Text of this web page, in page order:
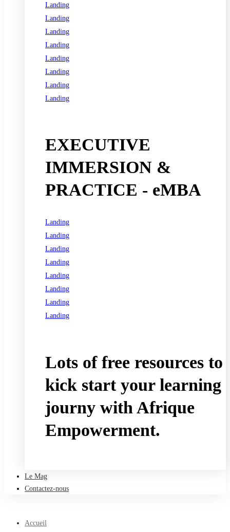
Landing
Landing
Landing
Landing
Landing
Landing
Landing
Landing
EXECUTIVE
IMMERSION &
PRACTICE - eMBA
Landing
Landing
Landing
Landing
Landing
Landing
Landing
Landing
Lots of free resources to
kick start your learning
journy with Afrique
Empowerment.
Le Mag
Contactez-nous
Accueil